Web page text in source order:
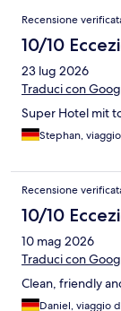
Recensioni
Recensione
10/10
23 lug 2026
Traduci con
Super Hotel mit
Stephan,
Recensione
10/10
10 mag 2026
Traduci con
Clean, friendly
Daniel, viaggio